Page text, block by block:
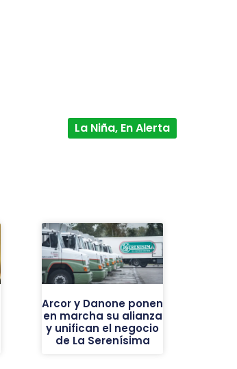
La Niña, En Alerta
Arcor y Danone ponen
en marcha su alianza
y unifican el negocio
de La Serenísima